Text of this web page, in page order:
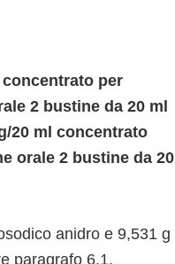
concentrato per
2 bustine da 20 ml
20 ml concentrato
orale 2 bustine da 20
anidro e 9,531 g
paragrafo 6.1.